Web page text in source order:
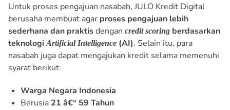
Untuk proses pengajuan nasabah, JULO Kredit Digital
berusaha membuat agar proses pengajuan lebih
sederhana dan praktisdengan credit scoring berdasarkan
teknologi Artificial Intelligence (AI). Selain itu, para
nasabah juga dapat mengajukan kredit selama memenuhi
syarat berikut:
Warga Negara Indonesia
Berusia 21 â€“ 59 Tahun